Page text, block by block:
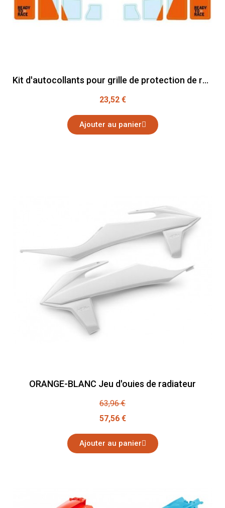
Kit d'autocollants pour grille de protection de radiateur
23,52 €
Ajouter au panier
ORANGE-BLANC Jeu d'ouies de radiateur
63,96 €
57,56 €
Ajouter au panier